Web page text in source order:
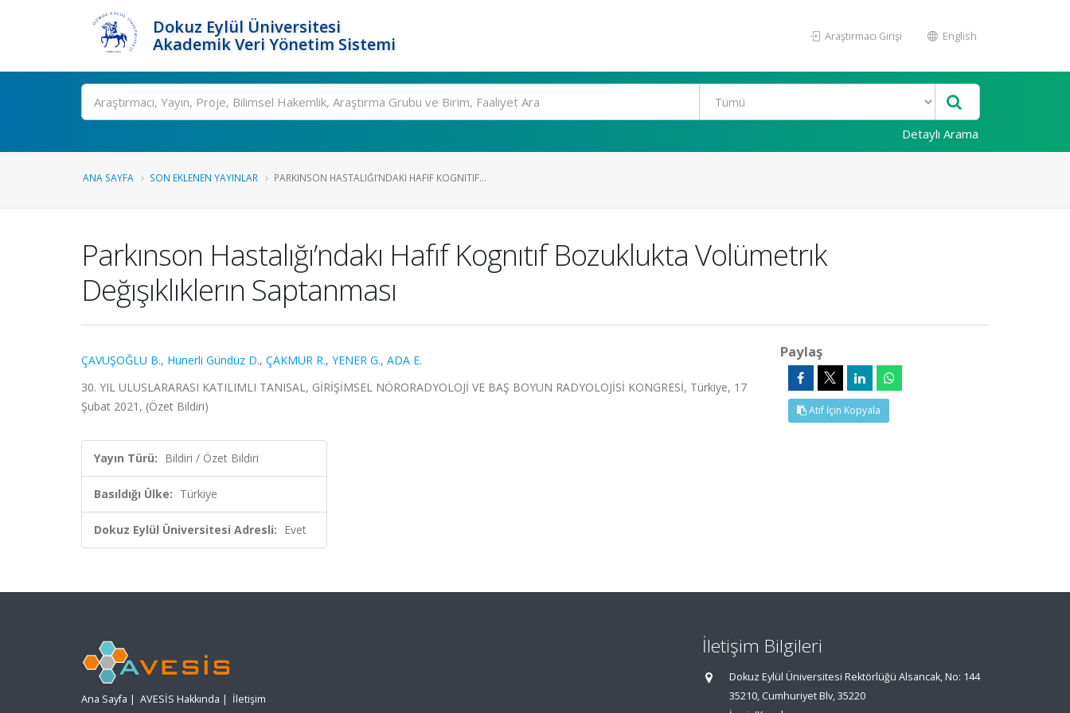
Dokuz Eylül Üniversitesi
Akademik Veri Yönetim Sistemi
Araştırmacı Girişi English
Ara
Detaylı Arama
ANA SAYFA SON EKLENEN YAYINLAR PARKINSON HASTALIĞI’NDAKI HAFIF KOGNITIF...
Parkınson Hastalığı’ndakı Hafıf Kognıtıf Bozuklukta Volümetrık
Değışıklıklerın Saptanması
ÇAVUŞOĞLU B., Hunerli Gündüz D., ÇAKMUR R., YENER G., ADA E.
30. YIL ULUSLARARASI KATILIMLI TANISAL, GİRİŞİMSEL NÖRORADYOLOJİ VE BAŞ BOYUN RADYOLOJİSİ KONGRESİ, Türkiye, 17
Şubat 2021, (Özet Bildiri)
Yayın Türü: Bildiri / Özet Bildiri
Basıldığı Ülke: Türkiye
Dokuz Eylül Üniversitesi Adresli: Evet
Paylaş
Atıf İçin Kopyala
Ana Sayfa | AVESİS Hakkında | İletişim
İletişim Bilgileri
Dokuz Eylül Üniversitesi Rektörlüğü Alsancak, No: 144
35210, Cumhuriyet Blv, 35220